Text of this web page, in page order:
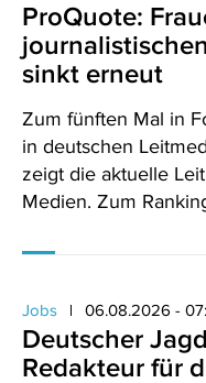
ProQuote:
sinkt erneut
Zum fünften Mal in
in deutschen
zeigt die aktuelle
Medien. Zum
Jobs 06.08.2026 -
Deutscher
Redakteur für